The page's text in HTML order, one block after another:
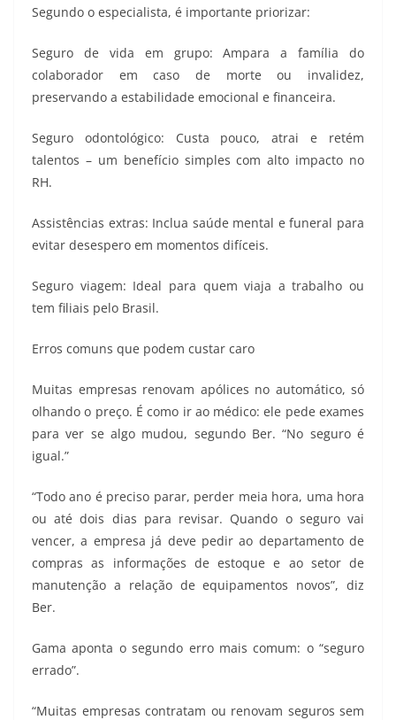
Segundo o especialista, é importante priorizar:
Seguro de vida em grupo: Ampara a família do
colaborador em caso de morte ou invalidez,
preservando a estabilidade emocional e financeira.
Seguro odontológico: Custa pouco, atrai e retém
talentos – um benefício simples com alto impacto no
RH.
Assistências extras: Inclua saúde mental e funeral para
evitar desespero em momentos difíceis.
Seguro viagem: Ideal para quem viaja a trabalho ou
tem filiais pelo Brasil.
Erros comuns que podem custar caro
Muitas empresas renovam apólices no automático, só
olhando o preço. É como ir ao médico: ele pede exames
para ver se algo mudou, segundo Ber. “No seguro é
igual.”
“Todo ano é preciso parar, perder meia hora, uma hora
ou até dois dias para revisar. Quando o seguro vai
vencer, a empresa já deve pedir ao departamento de
compras as informações de estoque e ao setor de
manutenção a relação de equipamentos novos”, diz
Ber.
Gama aponta o segundo erro mais comum: o “seguro
errado”.
“Muitas empresas contratam ou renovam seguros sem